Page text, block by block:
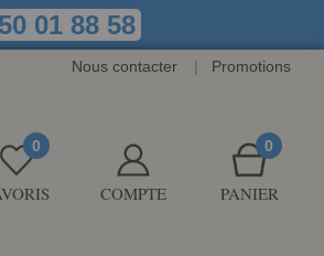
01 88 58
Nous contacter | Promotions
0
COMPTE
0
PANIER